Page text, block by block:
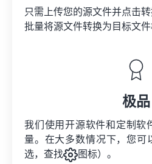
只需上传您的源文件并点击
批量将源文件转换为目标文件
极品
我们使用开源软件和定制软
量。在大多数情况下，您可
选，查找
图标）。